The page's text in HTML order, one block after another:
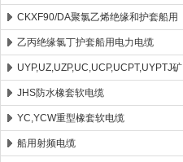
CKXF90/DA聚氯乙烯绝缘和护套船用
控制电缆
乙丙绝缘氯丁护套船用电力电缆
UYP,UZ,UZP,UC,UCP,UCPT,UYPTJ矿
用电缆
JHS防水橡套软电缆
YC,YCW重型橡套软电缆
船用射频电缆